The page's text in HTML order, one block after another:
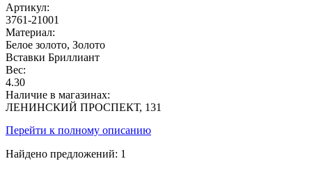
Артикул:
3761-21001
Материал:
Белое золото, Золото
Вставки Бриллиант
Вес:
4.30
Наличие в магазинах:
ЛЕНИНСКИЙ ПРОСПЕКТ, 131
Перейти к полному описанию
Найдено предложений: 1